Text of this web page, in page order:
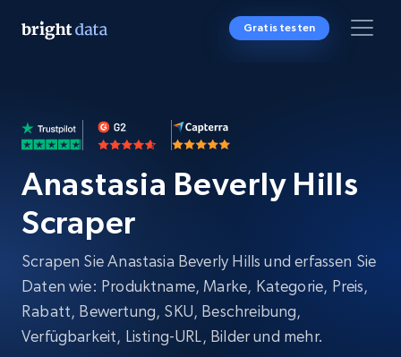
Gratis testen
Anastasia Beverly Hills
Scraper
Scrapen Sie Anastasia Beverly Hills und erfassen Sie
Daten wie: Produktname, Marke, Kategorie, Preis,
Rabatt, Bewertung, SKU, Beschreibung,
Verfügbarkeit, Listing-URL, Bilder und mehr.